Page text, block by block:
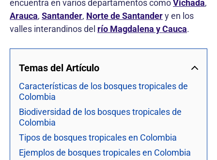
encuentra en varios departamentos comoVichada,
Arauca, Santander, Norte de Santandery en los
valles interandinos del río Magdalena y Cauca.
Temas del Artículo
Características de los bosques tropicales de
Colombia
Biodiversidad de los bosques tropicales de
Colombia
Tipos de bosques tropicales en Colombia
Ejemplos de bosques tropicales en Colombia